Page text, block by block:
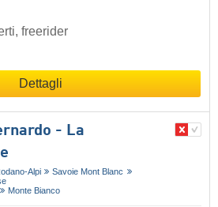
freerider
Dettagli
- La
Alpi
Savoie Mont Blanc
Monte Bianco